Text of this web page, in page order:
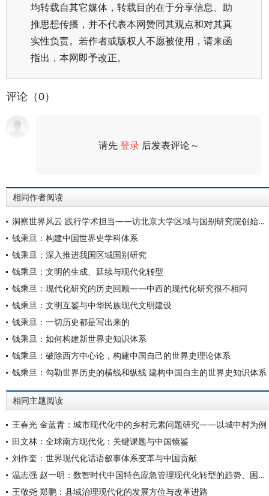
均转载自其它媒体，转载目的在于分享信息、助
推思想传播，并不代表本网赞同其观点和对其真
实性负责。若作者或版权人不愿被使用，请来函
指出，本网即予改正。
评论（0）
请先登录 后发表评论～
相同作者阅读
洞察世界风云 践行学术担当——访北京大学区域与国别研究院创始院长钱乘旦
钱乘旦：构建中国世界史学科体系
钱乘旦：深入推进我国区域国别研究
钱乘旦：文明的生成、延续与现代化转型
钱乘旦：现代化研究的历史回顾——中西的现代化研究很不相同
钱乘旦：文明互鉴与中华民族现代文明建设
钱乘旦：一切历史都是写出来的
钱乘旦：如何构建新世界史知识体系
钱乘旦：破除西方中心论，构建中国自己的世界史理论体系
钱乘旦：勾勒世界历史的横线和纵线 建构中国自主的世界史知识体系
相同主题阅读
王春光 金蓝青：城市现代化中的乡村元素问题研究——以城中村为例
田文林：全球南方现代化：关键课题与中国镜鉴
刘作奎：世界现代化话语叙事体系变革与中国贡献
温志强 赵一明：数智时代中国特色应急管理现代化转型的趋势、困境与方向
王敬尧 郑鹏：县域治理现代化的发展方位与改革进路